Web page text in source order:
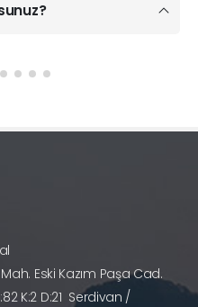
Eski Kazım Paşa Cad.
K:2 D:21 Serdivan /